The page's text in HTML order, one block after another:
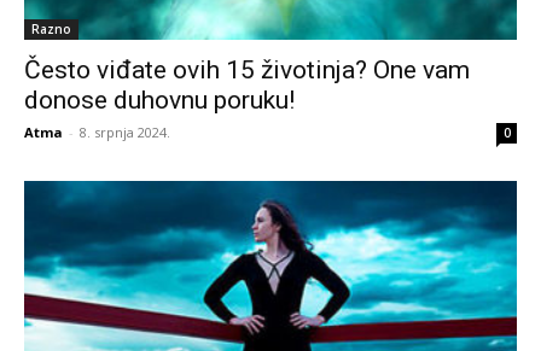
Razno
Često viđate ovih 15 životinja? One vam
donose duhovnu poruku!
Atma - 8. srpnja 2024. 0